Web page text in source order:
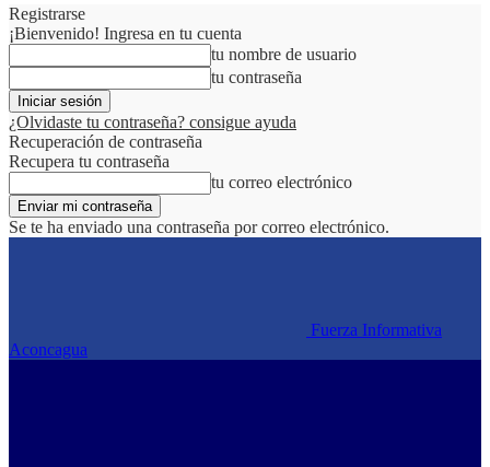
Registrarse
¡Bienvenido! Ingresa en tu cuenta
tu nombre de usuario
tu contraseña
¿Olvidaste tu contraseña? consigue ayuda
Recuperación de contraseña
Recupera tu contraseña
tu correo electrónico
Se te ha enviado una contraseña por correo electrónico.
Fuerza Informativa
Aconcagua